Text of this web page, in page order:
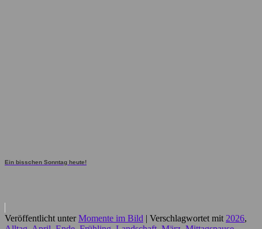
Ein bisschen Sonntag heute!
Veröffentlicht unter Momente im Bild | Verschlagwortet mit 2026,